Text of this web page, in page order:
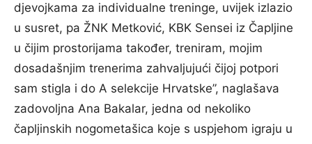
djevojkama za individualne treninge, uvijek izlazio
u susret, pa ŽNK Metković, KBK Sensei iz Čapljine
u čijim prostorijama također, treniram, mojim
dosadašnjim trenerima zahvaljujući čijoj potpori
sam stigla i do A selekcije Hrvatske”, naglašava
zadovoljna Ana Bakalar, jedna od nekoliko
čapljinskih nogometašica koje s uspjehom igraju u